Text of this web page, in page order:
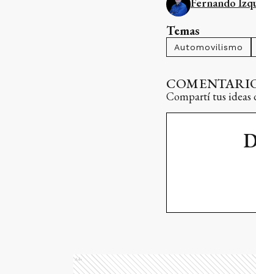
Temas
Automovilismo
Compartí tus ideas
Ads